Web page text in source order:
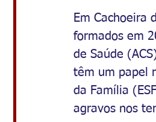
Em Cachoeira
formados em
de Saúde
têm um papel
da Família
agravos nos